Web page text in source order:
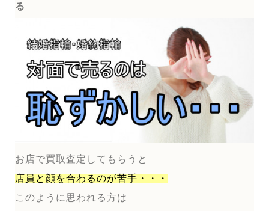
る
お店で買取査定してもらうと
店員と顔を合わるのが苦手・・・
このように思われる方は